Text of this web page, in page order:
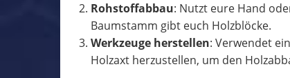
Rohstoffabbau: Nutzt eure Hand
Baumstamm gibt euch Holzblöcke.
Werkzeuge herstellen: Verwendet
Holzaxt herzustellen, um den